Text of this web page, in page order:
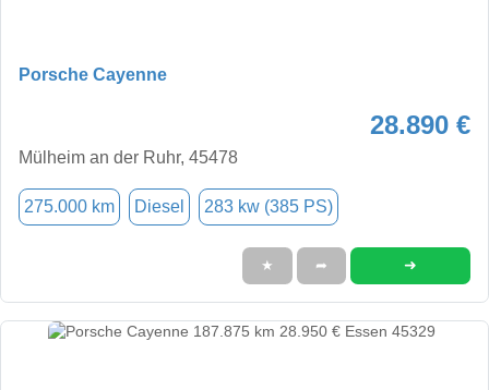
Porsche Cayenne
28.890 €
Mülheim an der Ruhr, 45478
275.000 km Diesel 283 kw (385 PS)
★ ➦ ➜